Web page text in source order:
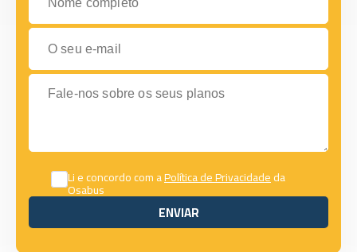
O seu e-mail
Fale-nos sobre os seus planos
Li e concordo com aPolítica de Privacidadeda
Osabus
ENVIAR
ENVIAR